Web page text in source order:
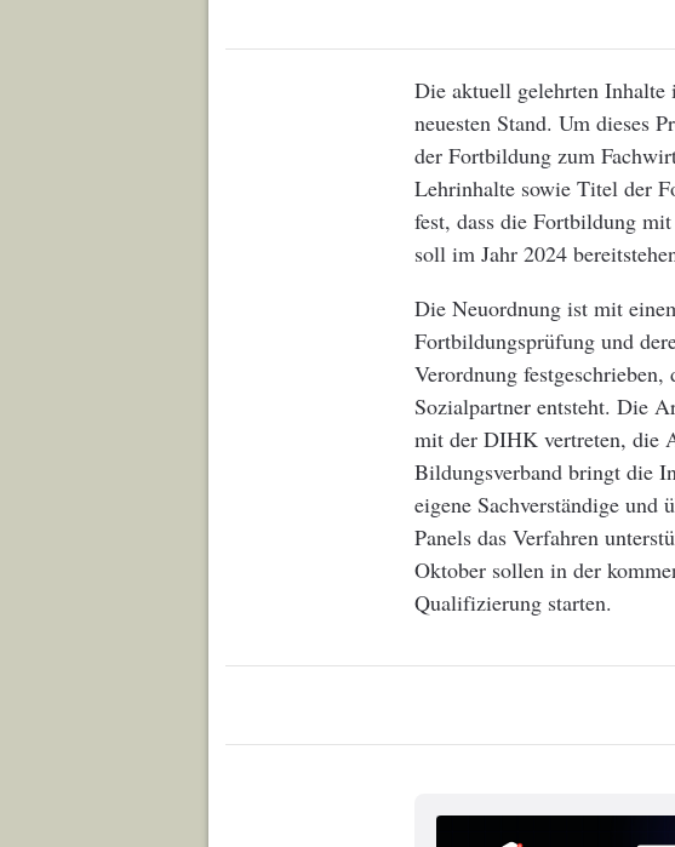
Die aktuell gelehrten
neuesten Stand. Um dieses
der Fortbildung zum
Lehrinhalte sowie Titel der
fest, dass die Fortbildung
soll im Jahr 2024
Die Neuordnung ist mit
Fortbildungsprüfung und
Verordnung
Sozialpartner entsteht. Die
mit der DIHK vertreten, die
Bildungsverband bringt die
eigene Sachverständige und
Panels das Verfahren
Oktober sollen in der
Qualifizierung starten.